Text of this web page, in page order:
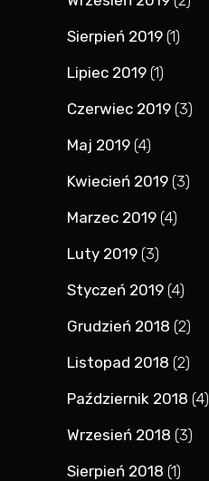
Sierpień 2019 (1)
Lipiec 2019 (1)
Czerwiec 2019 (3)
Maj 2019 (4)
Kwiecień 2019 (3)
Marzec 2019 (4)
Luty 2019 (3)
Styczeń 2019 (4)
Grudzień 2018 (2)
Listopad 2018 (2)
Październik 2018 (4)
Wrzesień 2018 (3)
Sierpień 2018 (1)